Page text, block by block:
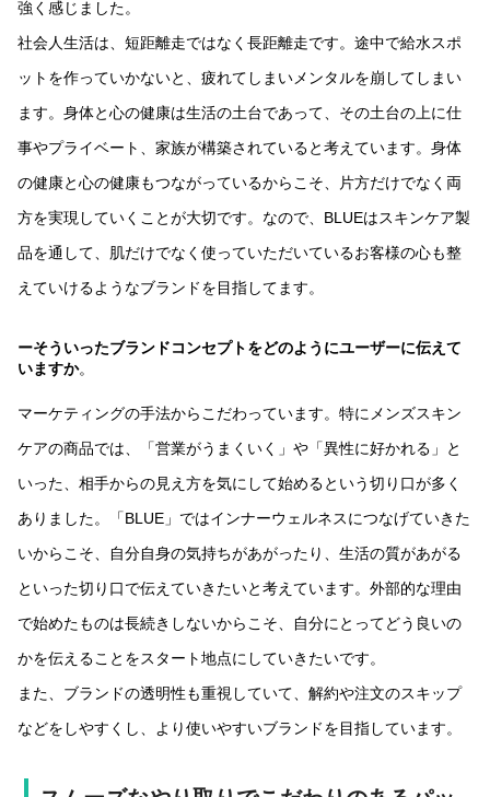
強く感じました。
社会人生活は、短距離走ではなく長距離走です。途中で給水スポ
ットを作っていかないと、疲れてしまいメンタルを崩してしまい
ます。身体と心の健康は生活の土台であって、その土台の上に仕
事やプライベート、家族が構築されていると考えています。身体
の健康と心の健康もつながっているからこそ、片方だけでなく両
方を実現していくことが大切です。なので、BLUEはスキンケア製
品を通して、肌だけでなく使っていただいているお客様の心も整
えていけるようなブランドを目指してます。
ーそういったブランドコンセプトをどのようにユーザーに伝えて
いますか。
マーケティングの手法からこだわっています。特にメンズスキン
ケアの商品では、「営業がうまくいく」や「異性に好かれる」と
いった、相手からの見え方を気にして始めるという切り口が多く
ありました。「BLUE」ではインナーウェルネスにつなげていきた
いからこそ、自分自身の気持ちがあがったり、生活の質があがる
といった切り口で伝えていきたいと考えています。外部的な理由
で始めたものは長続きしないからこそ、自分にとってどう良いの
かを伝えることをスタート地点にしていきたいです。
また、ブランドの透明性も重視していて、解約や注文のスキップ
などをしやすくし、より使いやすいブランドを目指しています。